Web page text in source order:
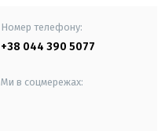
Номер телефону:
+38 044 390 5077
Ми в соцмережах: